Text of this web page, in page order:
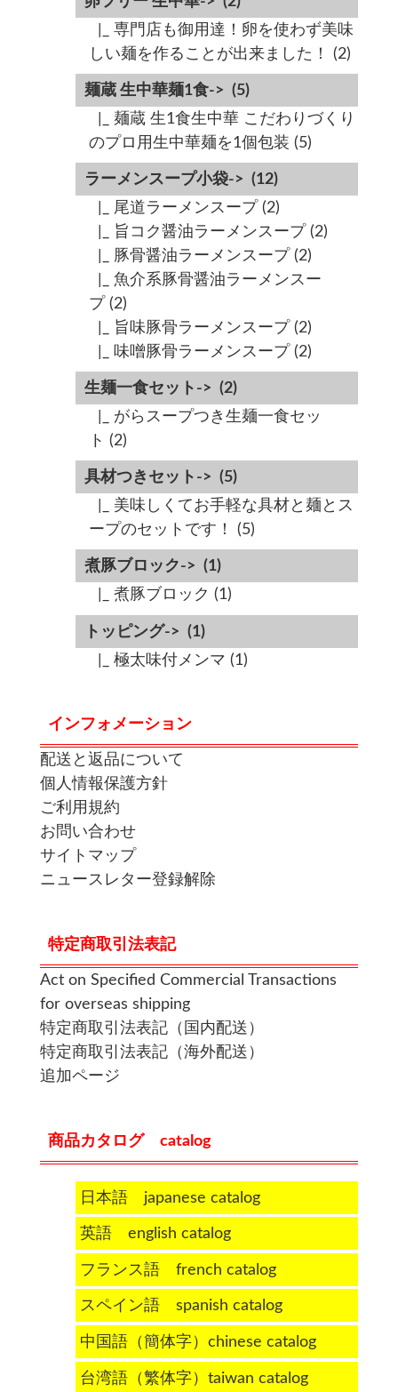
|_ 専門店も御用達！卵を使わず美味
しい麺を作ることが出来ました！
(2)
麺蔵 生中華麺1食-> (5)
|_ 麺蔵 生1食生中華 こだわりづくり
のプロ用生中華麺を1個包装 (5)
ラーメンスープ小袋-> (12)
|_ 尾道ラーメンスープ(2)
|_ 旨コク醤油ラーメンスープ(2)
|_ 豚骨醤油ラーメンスープ(2)
|_ 魚介系豚骨醤油ラーメンスー
プ(2)
|_ 旨味豚骨ラーメンスープ(2)
|_ 味噌豚骨ラーメンスープ(2)
生麺一食セット-> (2)
|_ がらスープつき生麺一食セッ
ト (2)
具材つきセット-> (5)
|_ 美味しくてお手軽な具材と麺とス
ープのセットです！
(5)
煮豚ブロック-> (1)
|_ 煮豚ブロック (1)
トッピング-> (1)
|_ 極太味付メンマ (1)
インフォメーション
配送と返品について
個人情報保護方針
ご利用規約
お問い合わせ
サイトマップ
ニュースレター登録解除
特定商取引法表記
Act on Specified Commercial Transactions
for overseas shipping
特定商取引法表記（国内配送）
特定商取引法表記（海外配送）
追加ページ
商品カタログ catalog
日本語 japanese catalog
英語 english catalog
フランス語 french catalog
スペイン語 spanish catalog
中国語（簡体字）chinese catalog
台湾語（繁体字）taiwan catalog